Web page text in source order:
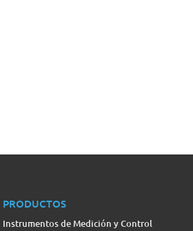
PRODUCTOS
Instrumentos de Medición y Control